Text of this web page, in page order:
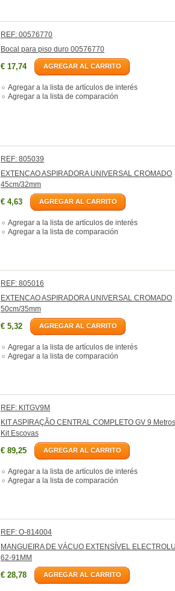
REF: 00576770
Bocal para piso duro 00576770
€ 17,74 AGREGAR AL CARRITO
Agregar a la lista de artículos de interés
Agregar a la lista de comparación
REF: 805039
EXTENCAO ASPIRADORA UNIVERSAL CROMADO
45cm/32mm
€ 4,63 AGREGAR AL CARRITO
Agregar a la lista de artículos de interés
Agregar a la lista de comparación
REF: 805016
EXTENCAO ASPIRADORA UNIVERSAL CROMADO
50cm/35mm
€ 5,32 AGREGAR AL CARRITO
Agregar a la lista de artículos de interés
Agregar a la lista de comparación
REF: KITGV9M
KIT ASPIRAÇÃO CENTRAL COMPLETO GV 9
Kit Escovas
€ 89,25 AGREGAR AL CARRITO
Agregar a la lista de artículos de interés
Agregar a la lista de comparación
REF: O-814004
MANGUEIRA DE VÁCUO EXTENSÍVEL
62-91MM
€ 28,78 AGREGAR AL CARRITO